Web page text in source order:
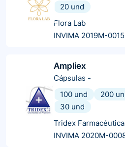
20 und
Flora Lab
INVIMA 2019M-
Ampliex
Cápsulas -
100 und
200
30 und
Tridex Farmacéutica
INVIMA 2020M-